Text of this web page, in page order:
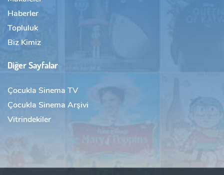
Haberler
Topluluk
Biz Kimiz
Diğer Sayfalar
Çocukla Sinema TV
Çocukla Sinema Arşivi
Vitrindekiler